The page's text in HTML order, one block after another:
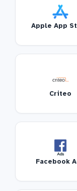
Apple App
Criteo
Facebook